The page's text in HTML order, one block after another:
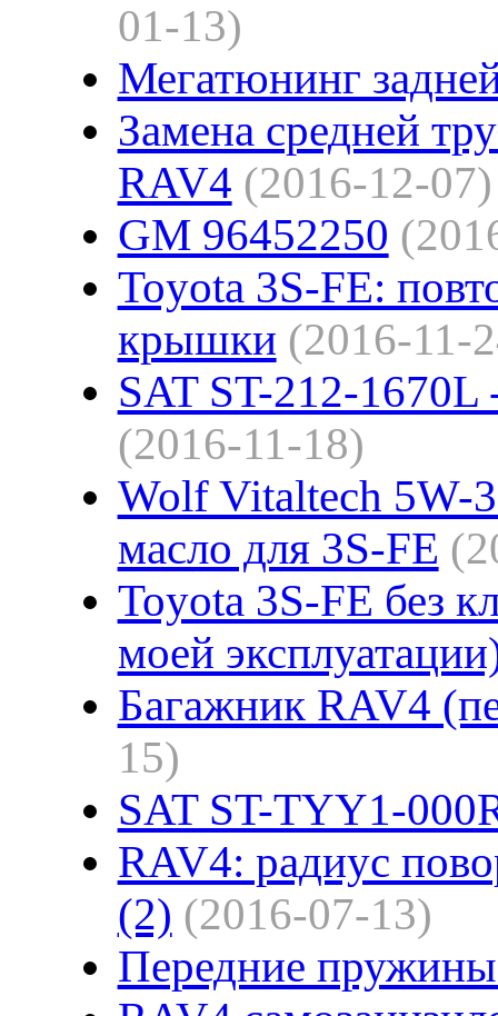
01-13)
Мегатюнинг
Замена средней
RAV4 (2016-12-07)
GM 96452250
Toyota 3S-FE:
крышки (2016-11-
SAT ST-212-1670L
(2016-11-18)
Wolf Vitaltech 5W-
масло для 3S-FE
Toyota 3S-FE без
моей
Багажник RAV4
15)
SAT ST-TYY1-
RAV4: радиус
(2) (2016-07-13)
Передние